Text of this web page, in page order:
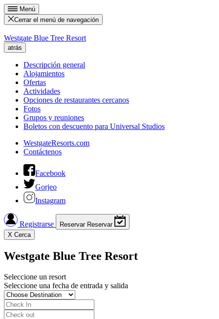
Menú
Cerrar el menú de navegación
Westgate Blue Tree Resort
atrás
Descripción general
Alojamientos
Ofertas
Actividades
Opciones de restaurantes cercanos
Fotos
Grupos y reuniones
Boletos con descuento para Universal Studios
WestgateResorts.com
Contáctenos
Facebook
Gorjeo
Instagram
Registrarse Reservar Reservar
X Cerca
Westgate Blue Tree Resort
Seleccione un resort
Seleccione una fecha de entrada y salida